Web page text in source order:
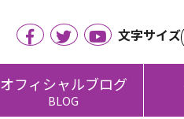
文字サイズ
オフィシャルブログ
BLOG